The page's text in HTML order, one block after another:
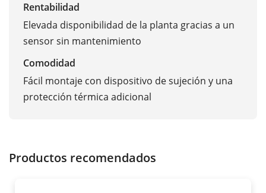
Rentabilidad
Elevada disponibilidad de la planta gracias a un
sensor sin mantenimiento
Comodidad
Fácil montaje con dispositivo de sujeción y una
protección térmica adicional
Productos recomendados